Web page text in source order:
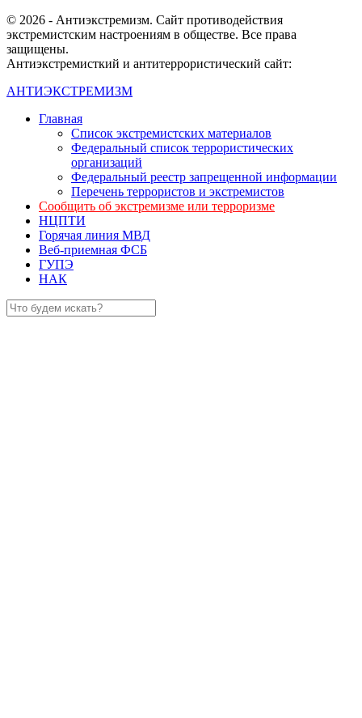
© 2026 - Антиэкстремизм. Сайт противодействия
экстремистским настроениям в обществе. Все права
защищены.
Антиэкстремисткий и антитеррористический сайт:
АНТИЭКСТРЕМИЗМ
Главная
Список экстремистских материалов
Федеральный список террористических
организаций
Федеральный реестр запрещенной информации
Перечень террористов и экстремистов
Сообщить об экстремизме или терроризме
НЦПТИ
Горячая линия МВД
Веб-приемная ФСБ
ГУПЭ
НАК